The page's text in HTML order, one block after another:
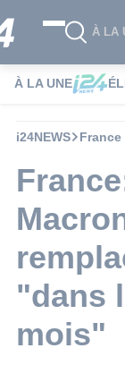
À LA
À LA UNE
i24NEWS France
"dans
mois"